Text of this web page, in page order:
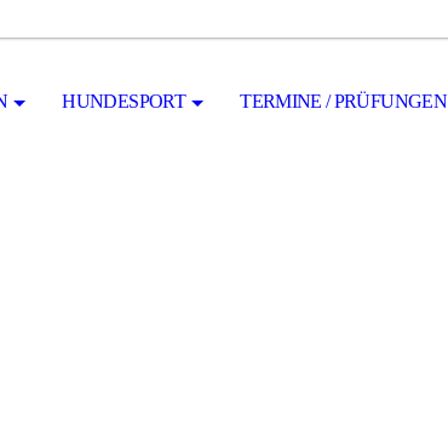
HUNDESPORT TERMINE / PRÜFUNGEN